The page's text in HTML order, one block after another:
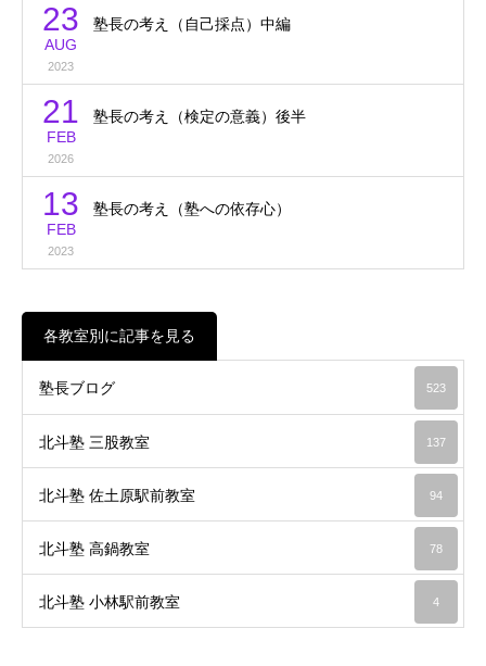
23
AUG
2023
塾長の考え（自己採点）中編
21
FEB
2026
塾長の考え（検定の意義）後半
13
FEB
2023
塾長の考え（塾への依存心）
各教室別に記事を見る
塾長ブログ 523
北斗塾 三股教室 137
北斗塾 佐土原駅前教室 94
北斗塾 高鍋教室 78
北斗塾 小林駅前教室 4